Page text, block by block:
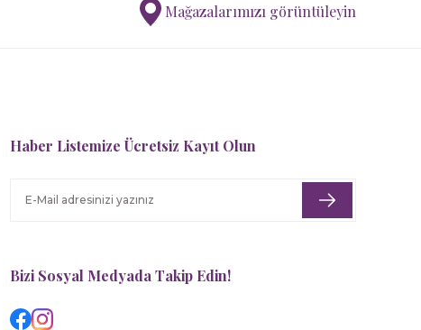
Mağazalarımızı görüntüleyin
Haber Listemize Ücretsiz Kayıt Olun
Bizi Sosyal Medyada Takip Edin!